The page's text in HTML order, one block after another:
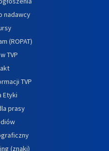
nadawcy
(ROPAT)
TVP
TVP
Etyki
prasy
(znaki)